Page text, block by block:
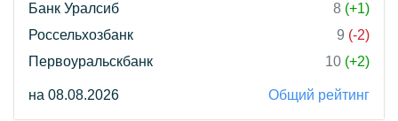
Банк Уралсиб
8 (+1)
Россельхозбанк
9 (-2)
Первоуральскбанк
10 (+2)
на 08.08.2026 Общий рейтинг